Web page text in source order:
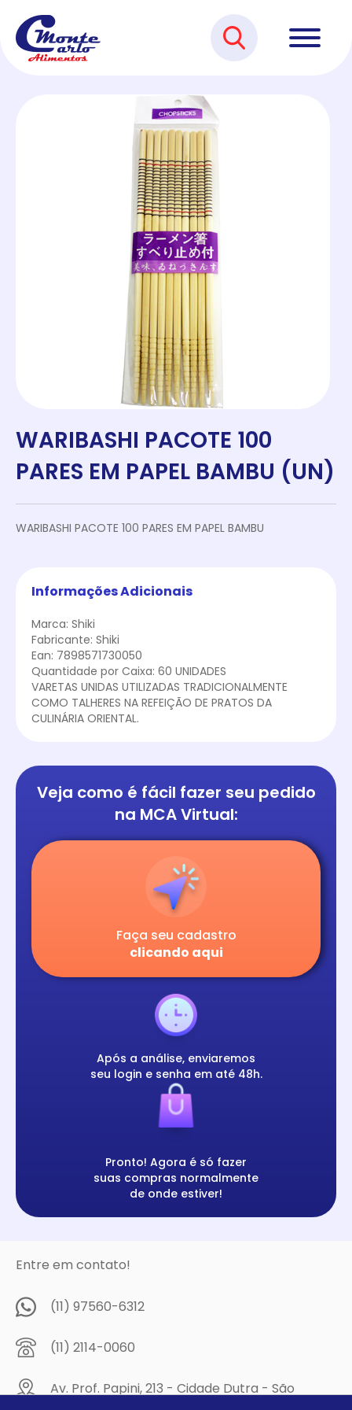
WARIBASHI PACOTE 100
PARES EM PAPEL BAMBU (UN)
WARIBASHI PACOTE 100 PARES EM PAPEL BAMBU
Informações Adicionais
Marca: Shiki
Fabricante: Shiki
Ean: 7898571730050
Quantidade por Caixa: 60 UNIDADES
VARETAS UNIDAS UTILIZADAS TRADICIONALMENTE
COMO TALHERES NA REFEIÇÃO DE PRATOS DA
CULINÁRIA ORIENTAL.
Veja como é fácil fazer seu pedido
na MCA Virtual:
Faça seu cadastro
clicando aqui
Após a análise, enviaremos
seu login e senha em até 48h.
Pronto! Agora é só fazer
suas compras normalmente
de onde estiver!
Entre em contato!
(11) 97560-6312
(11) 2114-0060
Av. Prof. Papini, 213 - Cidade Dutra - São